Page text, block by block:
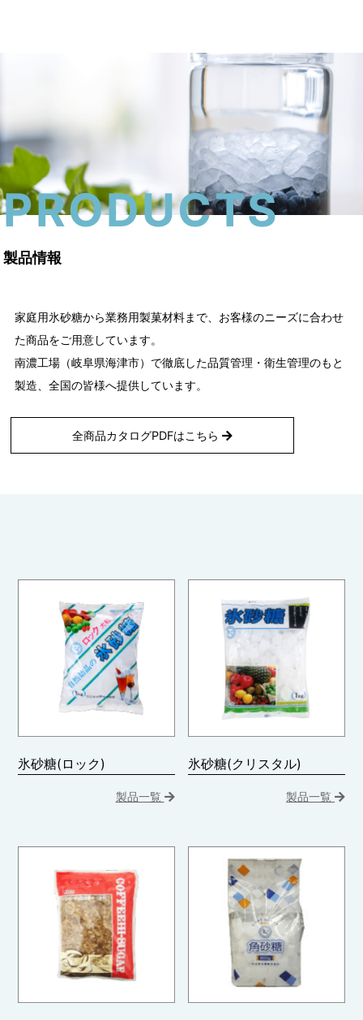
PRODUCTS
製品情報
家庭用氷砂糖から業務用製菓材料まで、お客様のニーズに合わせ
た商品をご用意しています。
南濃工場（岐阜県海津市）で徹底した品質管理・衛生管理のもと
製造、全国の皆様へ提供しています。
全商品カタログPDFはこちら
氷砂糖(ロック)
製品一覧
氷砂糖(クリスタル)
製品一覧